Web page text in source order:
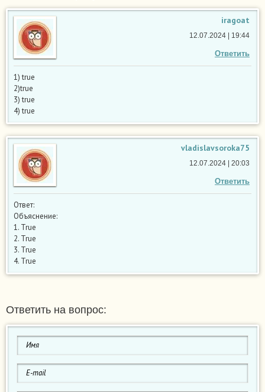
iragoat
Ответить
12.07.2024 | 19:44
1) true
2)true
3) true
4) true
vladislavsoroka75
Ответить
12.07.2024 | 20:03
Ответ:
Объяснение:
1. True
2. True
3. True
4. True
Ответить на вопрос: